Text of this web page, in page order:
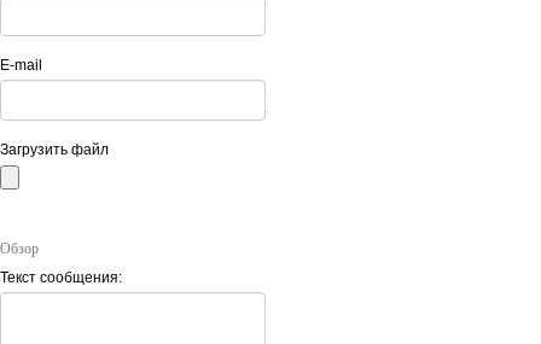
E-mail
Загрузить файл
Обзор
Текст сообщения: